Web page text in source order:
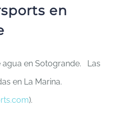
en
en Sotogrande. Las
en La Marina.
).